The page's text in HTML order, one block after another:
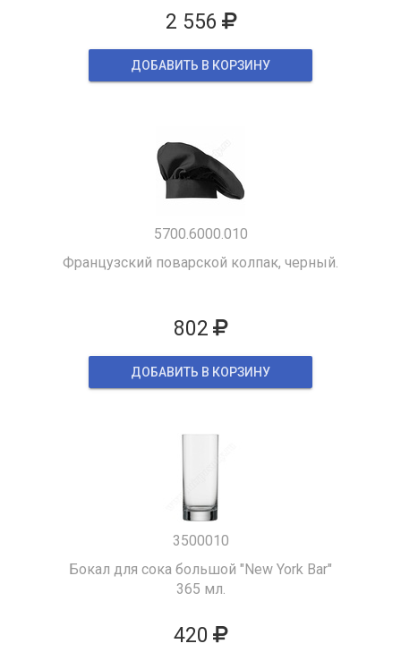
2 556
ДОБАВИТЬ В КОРЗИНУ
5700.6000.010
Французский поварской колпак, черный.
802
ДОБАВИТЬ В КОРЗИНУ
3500010
Бокал для сока большой "New York Bar"
365 мл.
420